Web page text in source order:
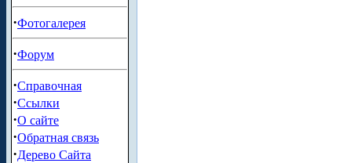
·Фотогалерея
·Форум
·Справочная
·Ссылки
·О сайте
·Обратная связь
·Дерево Сайта